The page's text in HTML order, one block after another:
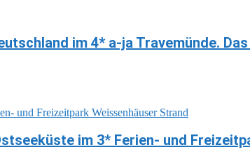
im 4* a-ja Travemünde.
im 3* Ferien- und